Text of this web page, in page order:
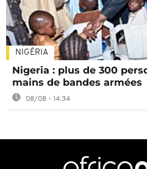
NIGÉRIA
Nigeria : plus de 300
mains de bandes armées
08/08 - 14:34